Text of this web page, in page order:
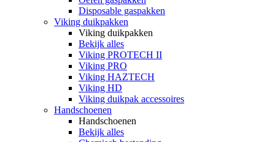
Disposable gaspakken
Viking duikpakken
Viking duikpakken
Bekijk alles
Viking PROTECH II
Viking PRO
Viking HAZTECH
Viking HD
Viking duikpak accessoires
Handschoenen
Handschoenen
Bekijk alles